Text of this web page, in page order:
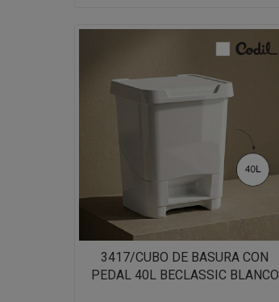
3417/CUBO DE BASURA CON
PEDAL 40L BECLASSIC BLANCO